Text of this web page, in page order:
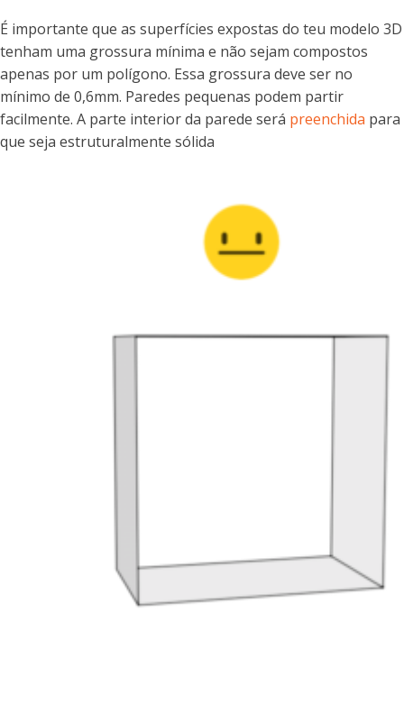
É importante que as superfícies expostas do teu modelo 3D
tenham uma grossura mínima e não sejam compostos
apenas por um polígono. Essa grossura deve ser no
mínimo de 0,6mm. Paredes pequenas podem partir
facilmente. A parte interior da parede será preenchida para
que seja estruturalmente sólida